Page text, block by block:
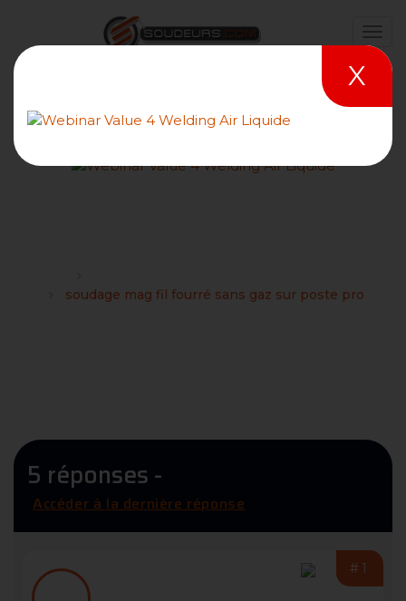
soudage mag fil fourré sans gaz sur poste pro
5 réponses -
Accéder à la dernière réponse
#1
X